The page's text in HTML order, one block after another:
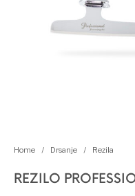
Rolanje
Home / Drsanje / Rezila
REZILO